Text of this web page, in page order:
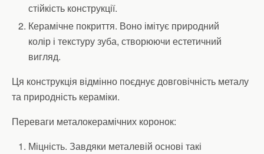
стійкість конструкції.
Керамічне покриття. Воно імітує природний
колір і текстуру зуба, створюючи естетичний
вигляд.
Ця конструкція відмінно поєднує довговічність металу
та природність кераміки.
Переваги металокерамічних коронок:
Міцність. Завдяки металевій основі такі